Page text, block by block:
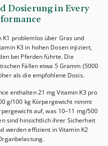
Dosierung in Every
problemlos über Gras und
K3 in hohen Dosen injiziert,
bei Pferden führte. Die
Fällen etwa 5 Gramm (5000
als die empfohlene Dosis.
enthalten 21 mg Vitamin K3 pro
g/100 kg Körpergewicht nimmt
auf, was 10–11 mg/500
sind hinsichtlich ihrer Sicherheit
werden effizient in Vitamin K2